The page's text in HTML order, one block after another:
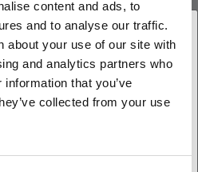
content and ads, to
and to analyse our traffic.
about your use of our site with
and analytics partners who
that you’ve
collected from your use
kugghjul
med hög hastighet och
eller en privatkund?
kund